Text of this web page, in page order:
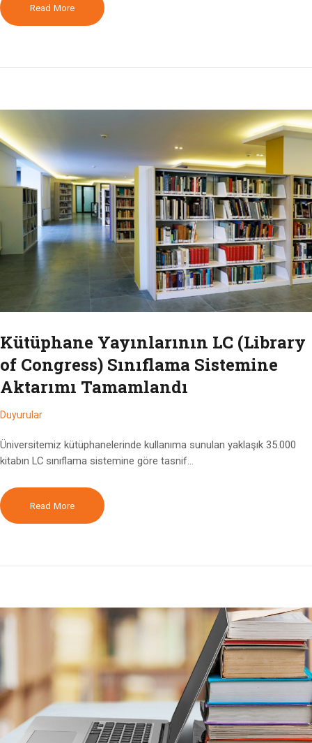
Read More
Kütüphane Yayınlarının LC (Library
of Congress) Sınıflama Sistemine
Aktarımı Tamamlandı
Duyurular
Üniversitemiz kütüphanelerinde kullanıma sunulan yaklaşık 35.000
kitabın LC sınıflama sistemine göre tasnif…
Read More